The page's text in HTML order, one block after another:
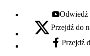
Youtube -
Odwiedź
X - otwiera się w nowej
Przejdź do
Facebook -
Przejdź